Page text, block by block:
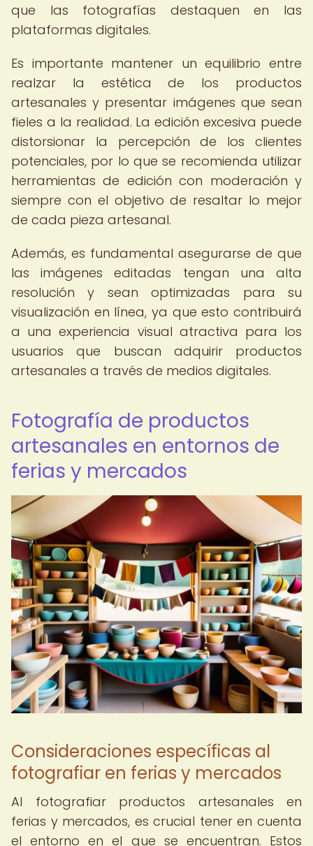
que las fotografías destaquen en las
plataformas digitales.
Es importante mantener un equilibrio entre
realzar la estética de los productos
artesanales y presentar imágenes que sean
fieles a la realidad. La edición excesiva puede
distorsionar la percepción de los clientes
potenciales, por lo que se recomienda utilizar
herramientas de edición con moderación y
siempre con el objetivo de resaltar lo mejor
de cada pieza artesanal.
Además, es fundamental asegurarse de que
las imágenes editadas tengan una alta
resolución y sean optimizadas para su
visualización en línea, ya que esto contribuirá
a una experiencia visual atractiva para los
usuarios que buscan adquirir productos
artesanales a través de medios digitales.
Fotografía de productos
artesanales en entornos de
ferias y mercados
Consideraciones específicas al
fotografiar en ferias y mercados
Al fotografiar productos artesanales en
ferias y mercados, es crucial tener en cuenta
el entorno en el que se encuentran. Estos